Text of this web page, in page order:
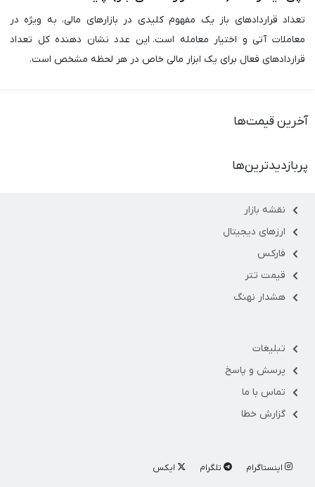
تعداد قراردادهای باز یک مفهوم کلیدی در بازارهای مالی، به ویژه در
معاملات آتی و اختیار معامله است. این عدد نشان دهنده کل تعداد
قراردادهای فعال برای یک ابزار مالی خاص در هر لحظه مشخص است.
آخرین قیمت‌ها
پربازدیدترین‌ها
نقشه بازار
ارزهای دیجیتال
فارکس
قیمت تتر
هشدار نهنگ
تبلیغات
پرسش و پاسخ
تماس با ما
گزارش خطا
اینستاگرام تلگرام ایکس